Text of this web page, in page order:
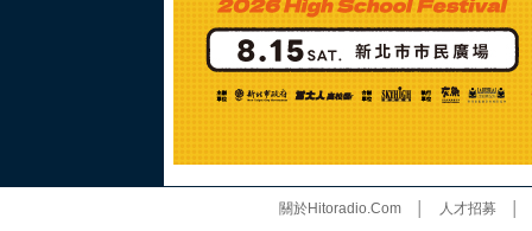
關於Hitoradio.Com│ 人才招募